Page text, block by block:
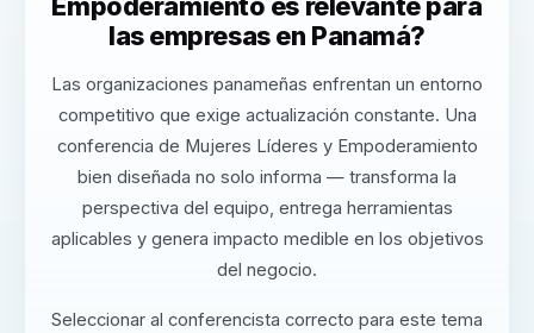
las empresas en Panamá?
Las organizaciones panameñas enfrentan un entorno
competitivo que exige actualización constante. Una
conferencia de Mujeres Líderes y Empoderamiento
bien diseñada no solo informa — transforma la
perspectiva del equipo, entrega herramientas
aplicables y genera impacto medible en los objetivos
del negocio.
Seleccionar al conferencista correcto para este tema